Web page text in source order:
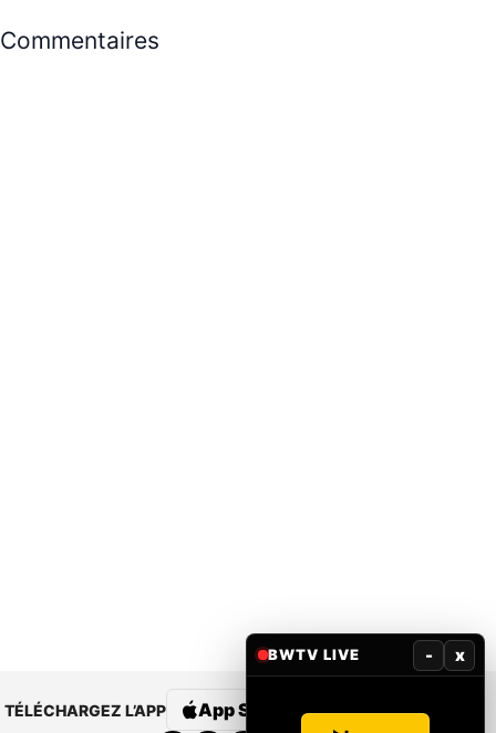
Commentaires
TÉLÉCHARGEZ L’APP App Store Google Play
BWTV LIVE - x